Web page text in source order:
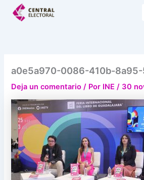
a0e5a970-0086-410b-
Deja un comentario / Por INE/ 30